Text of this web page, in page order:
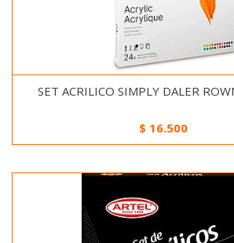
SET ACRILICO SIMPLY DALER
$ 16.500